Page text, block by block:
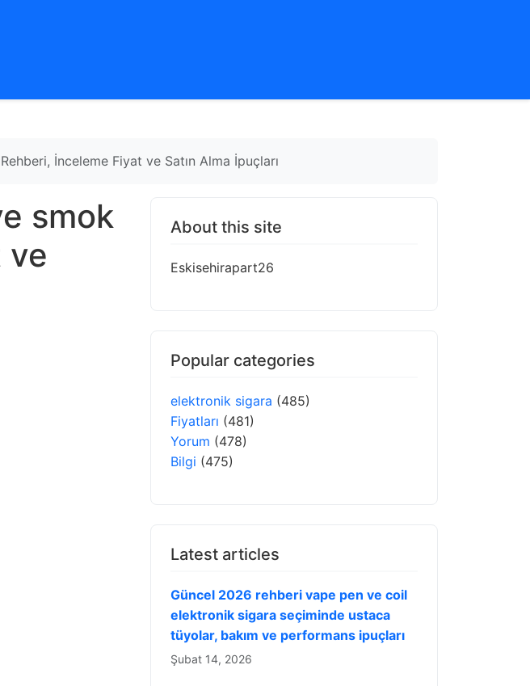
İnceleme Fiyat ve Satın Alma İpuçları
smok
ve
About this site
Eskisehirapart26
Popular categories
elektronik sigara (485)
Fiyatları (481)
Yorum (478)
Bilgi (475)
Latest articles
Güncel 2026 rehberi vape pen ve coil
elektronik sigara seçiminde ustaca
tüyolar, bakım ve performans ipuçları
Şubat 14, 2026